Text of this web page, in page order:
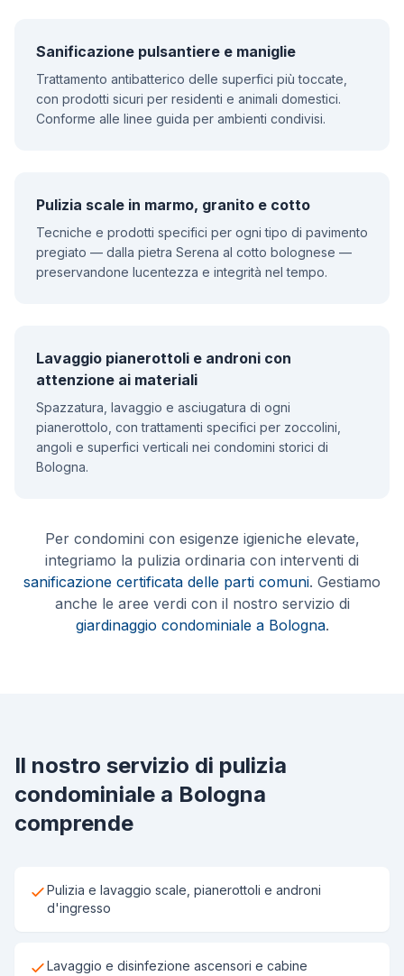
Sanificazione pulsantiere e maniglie
Trattamento antibatterico delle superfici più toccate,
con prodotti sicuri per residenti e animali domestici.
Conforme alle linee guida per ambienti condivisi.
Pulizia scale in marmo, granito e cotto
Tecniche e prodotti specifici per ogni tipo di pavimento
pregiato — dalla pietra Serena al cotto bolognese —
preservandone lucentezza e integrità nel tempo.
Lavaggio pianerottoli e androni con
attenzione ai materiali
Spazzatura, lavaggio e asciugatura di ogni
pianerottolo, con trattamenti specifici per zoccolini,
angoli e superfici verticali nei condomini storici di
Bologna.
Per condomini con esigenze igieniche elevate,
integriamo la pulizia ordinaria con interventi di
sanificazione certificata delle parti comuni. Gestiamo
anche le aree verdi con il nostro servizio di
giardinaggio condominiale a Bologna.
Il nostro servizio di pulizia
condominiale a Bologna
comprende
Pulizia e lavaggio scale, pianerottoli e androni
d'ingresso
Lavaggio e disinfezione ascensori e cabine